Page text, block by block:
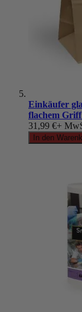
Einkäufer
flachem Griff
31,99 €+
In den